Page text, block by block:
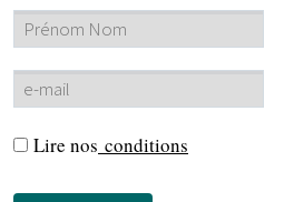
Lire nos conditions